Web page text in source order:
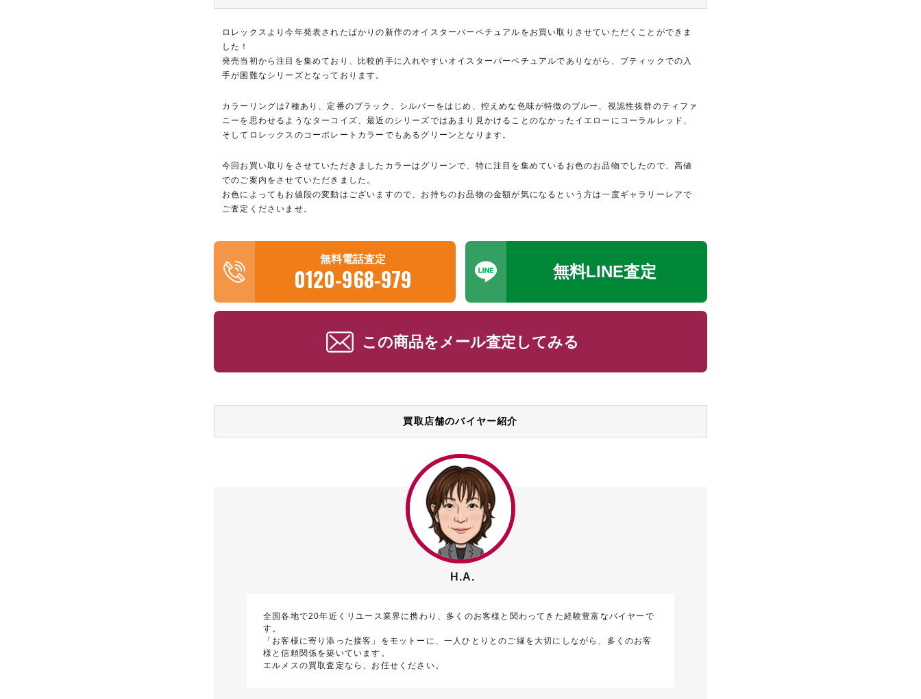
ロレックスより今年発表されたばかりの新作のオイスターパーペチュアルをお買い取りさせていただくことができま
した！
発売当初から注目を集めており、比較的手に入れやすいオイスターパーペチュアルでありながら、ブティックでの入
手が困難なシリーズとなっております。
カラーリングは7種あり、定番のブラック、シルバーをはじめ、控えめな色味が特徴のブルー、視認性抜群のティファ
ニーを思わせるようなターコイズ、最近のシリーズではあまり見かけることのなかったイエローにコーラルレッド、
そしてロレックスのコーポレートカラーでもあるグリーンとなります。
今回お買い取りをさせていただきましたカラーはグリーンで、特に注目を集めているお色のお品物でしたので、高値
でのご案内をさせていただきました。
お色によってもお値段の変動はございますので、お持ちのお品物の金額が気になるという方は一度ギャラリーレアで
ご査定くださいませ。
無料電話査定
0120-968-979 無料LINE査定
この商品をメール査定してみる
買取店舗のバイヤー紹介
H.A.
全国各地で20年近くリユース業界に携わり、多くのお客様と関わってきた経験豊富なバイヤーで
す。
「お客様に寄り添った接客」をモットーに、一人ひとりとのご縁を大切にしながら、多くのお客
様と信頼関係を築いています。
エルメスの買取査定なら、お任せください。